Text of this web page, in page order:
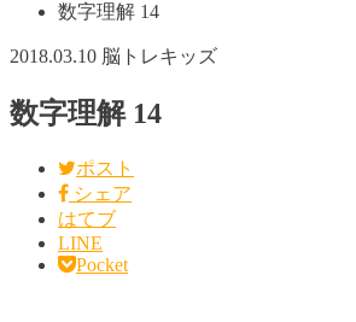
数字理解 14
2018.03.10 脳トレキッズ
数字理解 14
ポスト
シェア
はてブ
LINE
Pocket